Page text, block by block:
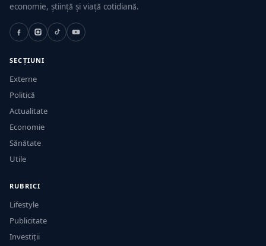
economie, știință și viață cotidiană.
SECȚIUNI
Externe
Politică
Actualitate
Economie
Sănătate
Utile
RUBRICI
Lifestyle
Publicitate
Investiții